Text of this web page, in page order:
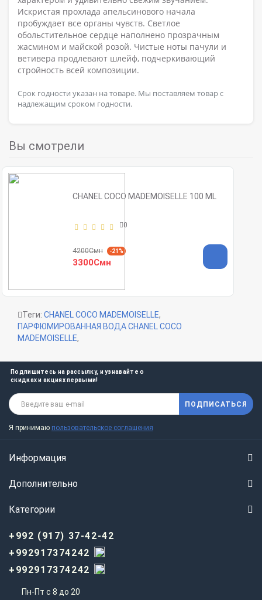
Искристая прохлада апельсинового начала
пробуждает все органы чувств. Светлое
обольстительное сердце наполнено прозрачным
жасмином и майской розой. Чистые ноты пачули и
ветивера продлевают шлейф, подчеркивающий
стройность всей композиции.
Срок годности указан на товаре. Мы поставляем товар с
надлежащим сроком годности.
Вы смотрели
CHANEL COCO MADEMOISELLE 100 ML
0
4200Смн -21%
3300Смн
Теги: CHANEL COCO MADEMOISELLE,
ПАРФЮМИРОВАННАЯ ВОДА CHANEL COCO
MADEMOISELLE,
Подпишитесь на рассылку, и узнавайте о
скидках и акциях первыми!
ПОДПИСАТЬСЯ
Я принимаю пользовательское соглашения
Информация
Дополнительно
Категории
+992 (917) 37-42-42
+992917374242
+992917374242
Пн-Пт с 8 до 20